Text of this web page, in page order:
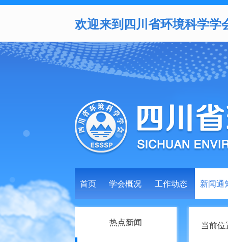
欢迎来到四川省环境科学学
首页 学会概况 工作动态 新闻通
热点新闻 当前位